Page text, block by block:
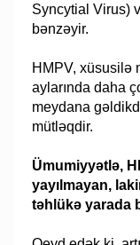
Syncytial Virus)
bənzəyir.
HMPV, xüsusilə
aylarında daha
meydana
mütləqdir.
Ümumiyyətlə,
yayılmayan,
təhlükə yarada